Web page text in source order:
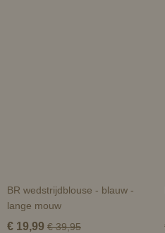
BR wedstrijdblouse - blauw -
lange mouw
€ 19,99 € 39,95